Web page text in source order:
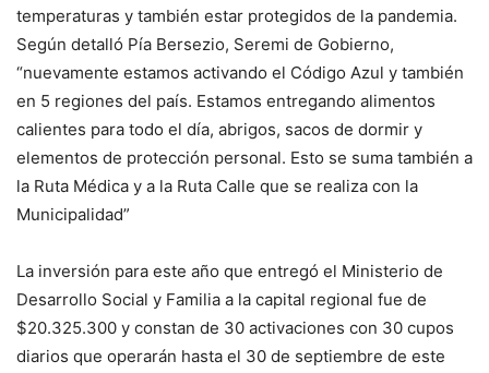
temperaturas y también estar protegidos de la pandemia.
Según detalló Pía Bersezio, Seremi de Gobierno,
“nuevamente estamos activando el Código Azul y también
en 5 regiones del país. Estamos entregando alimentos
calientes para todo el día, abrigos, sacos de dormir y
elementos de protección personal. Esto se suma también a
la Ruta Médica y a la Ruta Calle que se realiza con la
Municipalidad”
La inversión para este año que entregó el Ministerio de
Desarrollo Social y Familia a la capital regional fue de
$20.325.300 y constan de 30 activaciones con 30 cupos
diarios que operarán hasta el 30 de septiembre de este